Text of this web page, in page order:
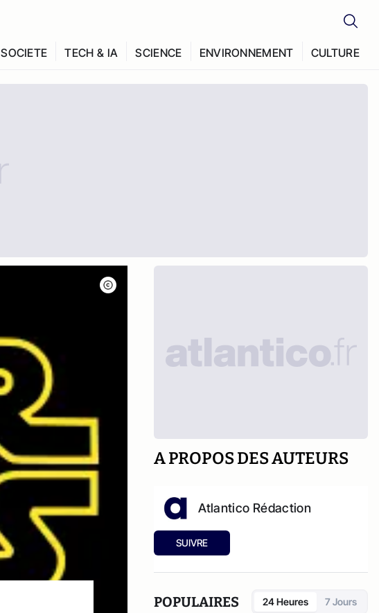
SOCIETE TECH & IA SCIENCE ENVIRONNEMENT CULTURE
A PROPOS DES AUTEURS
Atlantico Rédaction
SUIVRE
POPULAIRES 24 Heures 7 Jours